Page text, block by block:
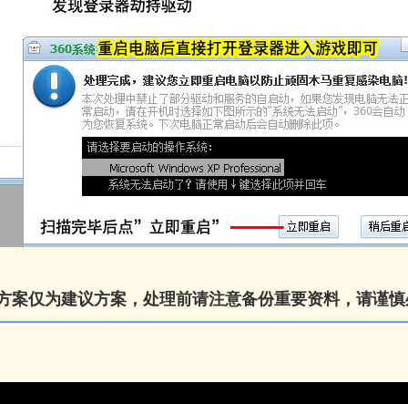
案仅为建议方案，处理前请注意备份重要资料，请谨